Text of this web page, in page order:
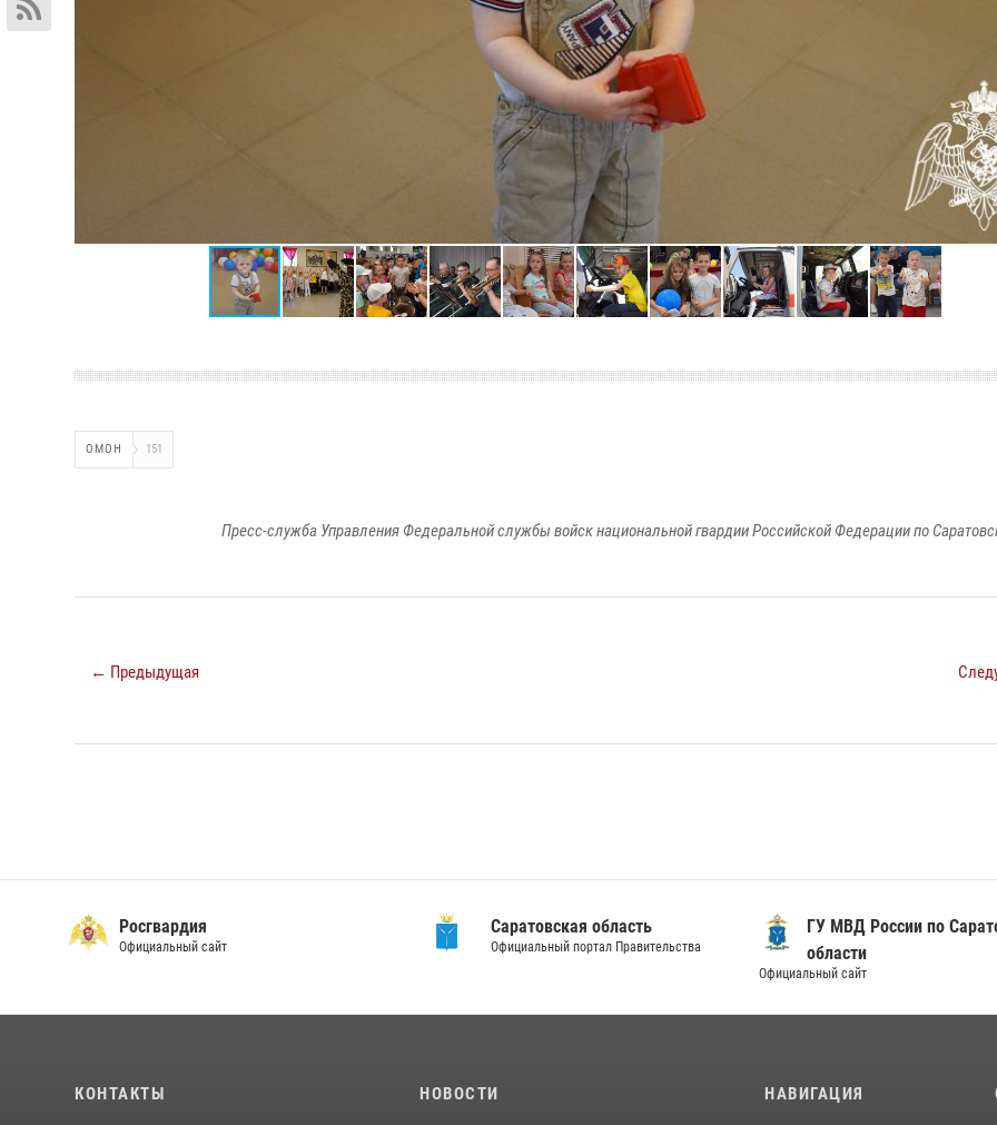
ОМОН 151
Пресс-служба Управления Федеральной службы войск национальной гвардии Российской Федерации по
← Предыдущая
Росгвардия
Официальный сайт
Саратовская область
Официальный портал Правительства
ГУ МВД России по
области
Официальный сайт
КОНТАКТЫ НОВОСТИ НАВИГАЦИЯ